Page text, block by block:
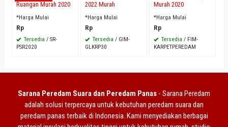
Ruangan Murah 2020
*Harga Mulai
Rp
Tersedia / SR-
PSR2020
2022 Murah
*Harga Mulai
Rp
Tersedia / GIM-
GLKRP30
Murah 2020
*Harga Mulai
Rp
Tersedia / FIM-
KARPETPEREDAM
Sarana Peredam Suara dan Peredam Panas - Sarana Peredam
adalah solusi terpercaya untuk kebutuhan peredam suara dan
peredam panas terbaik di Indonesia. Kami menyediakan berbagai